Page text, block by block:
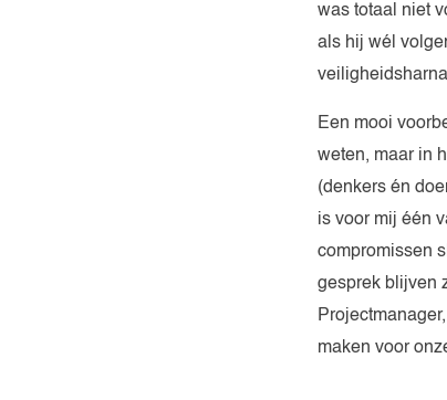
was totaal niet
als hij wél
Een mooi
weten, maar in
(denkers én
is voor mij één
compromissen
gesprek blijven
maken voor